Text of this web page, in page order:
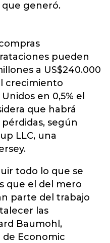
que generó.
pueden
a US$240.000
crecimiento
en 0,5% el
que habrá
según
LLC, una
todo lo que se
que el del mero
parte del trabajo
las
Baumohl,
Economic